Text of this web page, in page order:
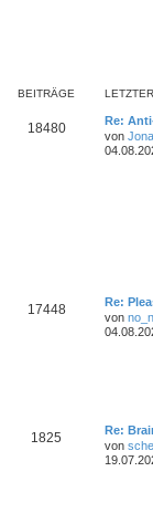
BEITRÄGE
18480
Re:
von
17448
Re:
von
1825
Re:
von